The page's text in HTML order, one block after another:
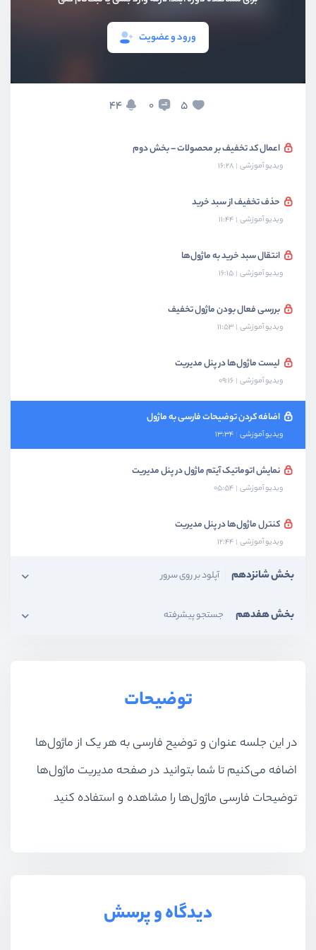
ورود و عضویت
5
0
44
ویدیو آموزشی 19:05
تغییر ساختار سبد خرید برای کد تخفیف
اعمال کد تخفیف بر محصولات – بخش دوم
ویدیو آموزشی 16:28
حذف تخفیف از سبد خرید
ویدیو آموزشی 11:44
انتقال سبد خرید به ماژول‌ها
ویدیو آموزشی 16:15
بررسی فعال بودن ماژول تخفیف
ویدیو آموزشی 11:53
لیست ماژول‌ها در پنل مدیریت
ویدیو آموزشی 09:16
اضافه کردن توضیحات فارسی به ماژول
ویدیو آموزشی 13:34
نمایش اتوماتیک آیتم ماژول در پنل مدیریت
ویدیو آموزشی 05:54
کنترل ماژول‌ها در پنل مدیریت
ویدیو آموزشی 12:44
بخش شانزدهم آپلود بر روی سرور
بخش هفدهم جستجو پیشرفته
توضیحات
در این جلسه عنوان و توضیح فارسی به هر یک از ماژول‌ها
اضافه می‌کنیم تا شما بتوانید در صفحه مدیریت ماژول‌ها
توضیحات فارسی ماژول‌ها را مشاهده و استفاده کنید
دیدگاه و پرسش